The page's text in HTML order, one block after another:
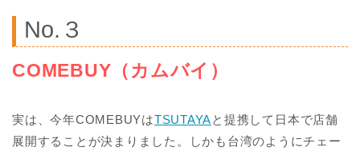
No.３
COMEBUY（カムバイ）
実は、今年COMEBUYはTSUTAYAと提携して日本で店舗
展開することが決まりました。しかも台湾のようにチェー